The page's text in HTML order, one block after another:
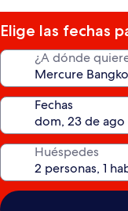
estrellas
Elige las fechas
¿A dónde
Fechas
Huéspedes